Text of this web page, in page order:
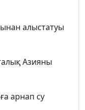
алыстатуы
Азияны
арнап су